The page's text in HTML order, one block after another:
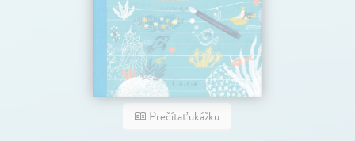
Prečítať ukážku